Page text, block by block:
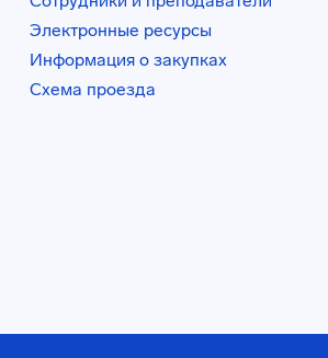
Электронные ресурсы
Информация о закупках
Схема проезда